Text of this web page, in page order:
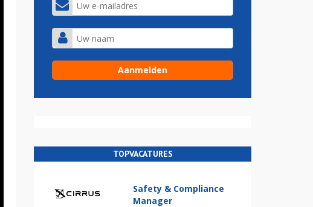
TOPVACATURES
Safety & Compliance
Manager